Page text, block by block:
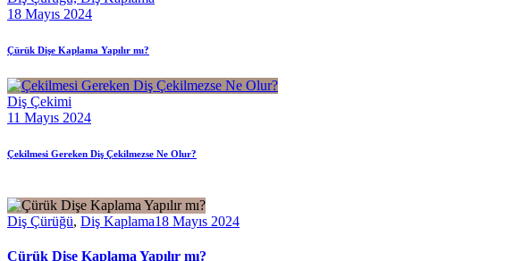
18 Mayıs 2024
Çürük Dişe Kaplama Yapılır mı?
Diş Çekimi
11 Mayıs 2024
Çekilmesi Gereken Diş Çekilmezse Ne Olur?
Diş Çürüğü, Diş Kaplama18 Mayıs 2024
Çürük Dişe Kaplama Yapılır mı?